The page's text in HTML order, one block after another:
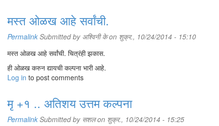
मस्त ओळख आहे सर्वांची.
Permalink Submitted by अश्विनी केon शुक्र., 10/24/2014 - 15:10
मस्त ओळख आहे सर्वांची. चित्रंही झकास.
ही ओळख करुन द्यायची कल्पना भारी आहे.
Log in to post comments
मृ +१ .. अतिशय उत्तम कल्पना
Permalink Submitted by सशलon शुक्र., 10/24/2014 - 15:25